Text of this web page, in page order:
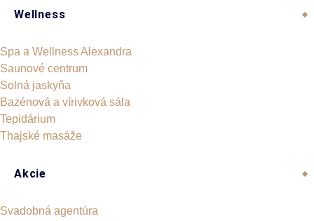
Wellness
Spa a Wellness Alexandra
Saunové centrum
Solná jaskyňa
Bazénová a vírivková sála
Tepidárium
Thajské masáže
Akcie
Svadobná agentúra